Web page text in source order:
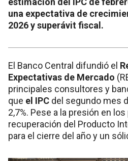
una expectativa de
2026 y superávit fiscal.
El Banco Central difundió el
Expectativas de Mercado
principales consultores y
que el IPC del segundo mes
2,7%. Pese a la presión en
recuperación del Producto
para el cierre del año y un